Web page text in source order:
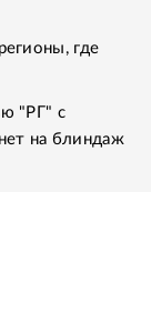
где
"РГ" с
на блиндаж